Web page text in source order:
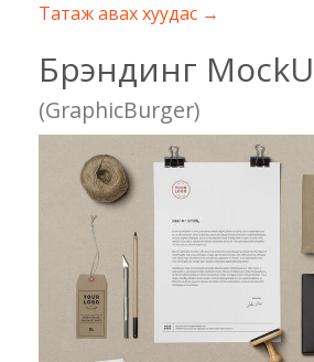
Татаж авах хуудас →
Брэндинг
(GraphicBurger)